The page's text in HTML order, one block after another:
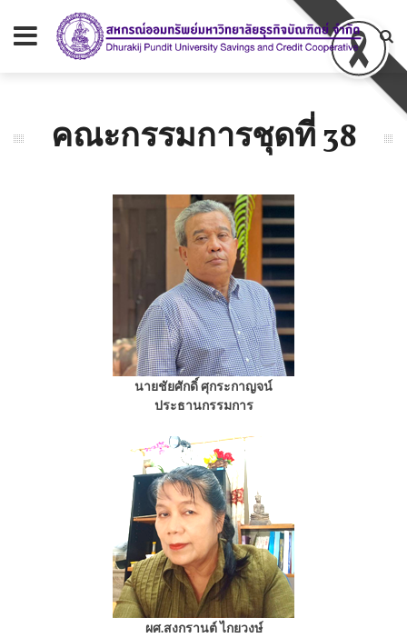
คณะกรรมการชุดที่ 38
นายชัยศักดิ์ ศุกระกาญจน์
ประธานกรรมการ
ผศ.สงกรานต์ ไกยวงษ์